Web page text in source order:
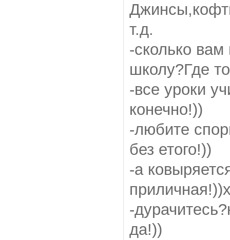
т.д.
-сколько
школу?Где
-все уроки
конечно!))
-любите
без етого!))
-а
-
да!))